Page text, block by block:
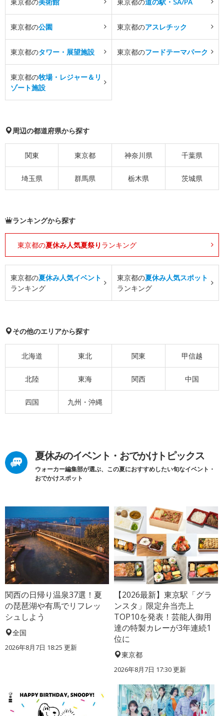
東京都の公園 東京都のアスレチック
東京都のタワー・展望施設 東京都のフードテーマパーク
東京都の牧場・レジャー＆リ
ゾート施設
周辺の都道府県から探す
関東 東京都 神奈川県 千葉県
埼玉県 群馬県 栃木県 茨城県
ランキングから探す
東京都の夏休み人気夏祭り ランキング
東京都の夏休み人気イベント
ランキング
東京都の夏休み人気スポット
ランキング
その他のエリアから探す
北海道 東北 関東 甲信越
北陸 東海 関西 中国
四国 九州・沖縄
夏休みのイベント・おでかけトピックス
ウォーカー編集部が選ぶ、この夏におすすめしたい旬なイベント・
おでかけスポット
関西の日帰り温泉37選！夏
の琵琶湖や有馬でリフレッ
シュしよう
全国
2026年8月7日 18:25 更新
【2026最新】東京駅「グラ
ンスタ」限定弁当売上
TOP10を発表！芸能人御用
達の特製カレーが3年連続1
位に
東京都
2026年8月7日 17:30更新